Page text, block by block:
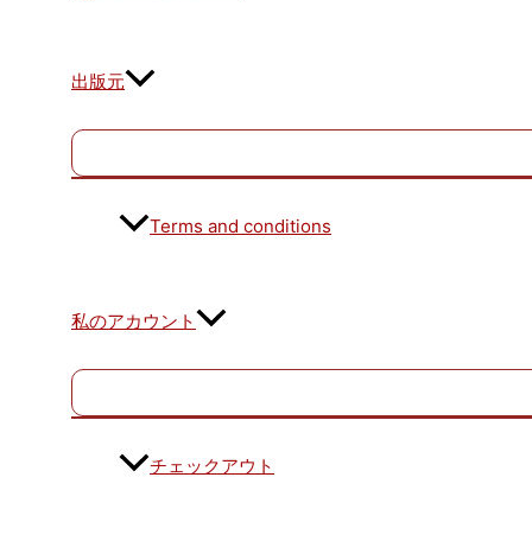
出版元
Terms and conditions
私のアカウント
チェックアウト